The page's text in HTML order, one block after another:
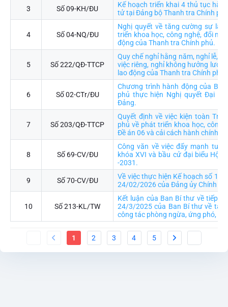
3 Số 09-KH/ĐU
Kế hoạch triển khai 4 thủ tục
tử tại Đảng bộ Thanh tra Chính phủ
4 Số 04-NQ/ĐU
Nghị quyết về tăng cường sự
triển khoa học, công nghệ, đổi
động của Thanh tra Chính phủ.
5 Số 222/QĐ-TTCP
Quy chế nghỉ hằng năm, nghỉ lễ,
việc riêng, nghỉ không hưởng
lao động của Thanh tra Chính phủ
6 Số 02-CTr/ĐU
Chương trình hành động của
phủ thực hiện Nghị quyết Đại
Đảng.
7 Số 203/QĐ-TTCP
Quyết định về việc kiện toàn
phủ về phát triển khoa học, công
Đề án 06 và cải cách hành chính
8 Số 69-CV/ĐU
Công văn về việc đẩy mạnh
khóa XVI và bầu cử đại biểu Hội
-2031.
9 Số 70-CV/ĐU
Về việc thực hiện Kế hoạch số
24/02/2026 của Đảng ủy Chính
10 Số 213-KL/TW
Kết luận của Ban Bí thư về tiếp
24/3/2025 của Ban Bí thư về
công tác phòng ngừa, ứng phó,
1 2 3 4 5